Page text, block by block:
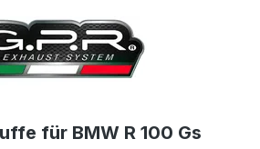
für BMW R 100 Gs